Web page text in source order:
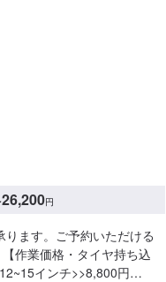
26,200円
ます。ご予約いただける
作業価格・タイヤ持ち込
インチ>>8,800円